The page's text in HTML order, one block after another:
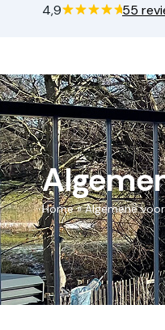
4,9 55
Home»Algemene